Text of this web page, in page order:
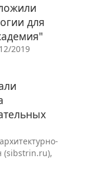
для
2019
(sibstrin.ru),